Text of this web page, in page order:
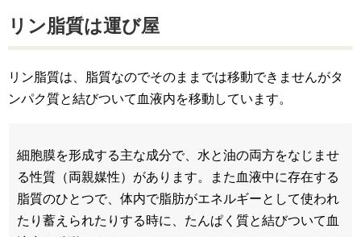
リン脂質は運び屋
リン脂質は、脂質なのでそのままでは移動できませんがタ
ンパク質と結びついて血液内を移動しています。
細胞膜を形成する主な成分で、水と油の両方をなじませ
る性質（両親媒性）があります。また血液中に存在する
脂質のひとつで、体内で脂肪がエネルギーとして使われ
たり蓄えられたりする時に、たんぱく質と結びついて血